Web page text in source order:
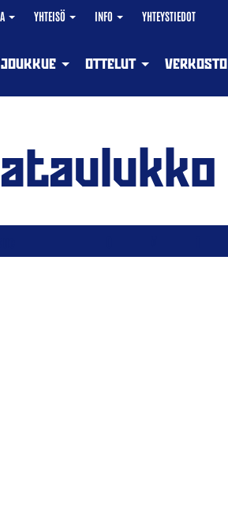
YHTEISÖ INFO YHTEYSTIEDOT
JOUKKUE OTTELUT VERKOSTO